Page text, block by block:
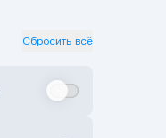
Сбросить всё